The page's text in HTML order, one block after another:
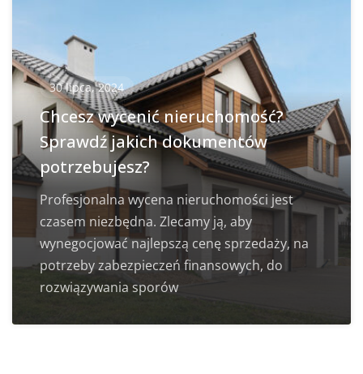
30 lipca, 2024
Chcesz wycenić nieruchomość?
Sprawdź jakich dokumentów
potrzebujesz?
Profesjonalna wycena nieruchomości jest
czasem niezbędna. Zlecamy ją, aby
wynegocjować najlepszą cenę sprzedaży, na
potrzeby zabezpieczeń finansowych, do
rozwiązywania sporów